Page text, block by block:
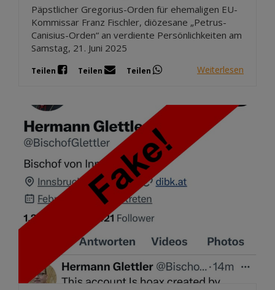
Päpstlicher Gregorius-Orden für ehemaligen EU-
Kommissar Franz Fischler, diözesane „Petrus-
Canisius-Orden“ an verdiente Persönlichkeiten am
Samstag, 21. Juni 2025
Teilen Teilen Teilen Weiterlesen